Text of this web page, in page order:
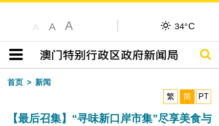
A A A 34°C
目录
搜寻
首页
新闻
繁
简 PT
【最后召集】“寻味新口岸市集”尽享美食与